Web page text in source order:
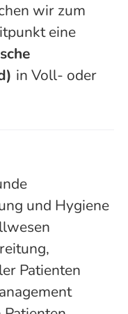
wir zum
eine
in Voll- oder
und Hygiene
Patienten